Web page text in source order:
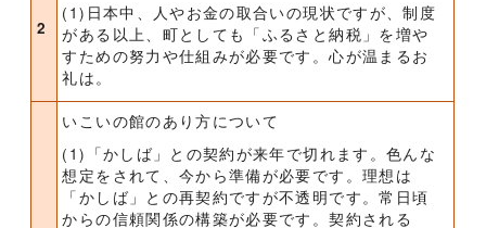
2
(1)日本中、人やお金の取合いの現状ですが、制度
がある以上、町としても「ふるさと納税」を増や
すための努力や仕組みが必要です。心が温まるお
礼は。
いこいの館のあり方について
(1)「かしば」との契約が来年で切れます。色んな
想定をされて、今から準備が必要です。理想は
「かしば」との再契約ですが不透明です。常日頃
からの信頼関係の構築が必要です。契約される